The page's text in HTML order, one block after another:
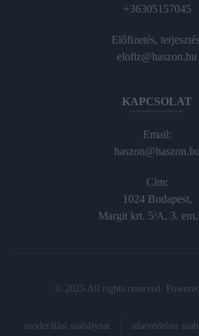
+36305157045
Előfizetés,
elofiz@haszon.hu
KAPCSOLAT
Email:
haszon@haszon.hu
Cím:
1024 Budapest,
Margit krt. 5/A, 3. em.
© 2025 All rights reserved.
moderálási szabályzat adatvédelmi